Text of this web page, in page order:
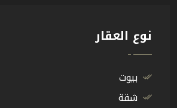
نوع العقار
بيوت
شقة